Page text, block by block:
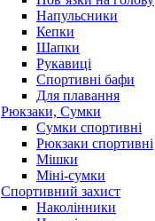
Напульсники
Кепки
Шапки
Рукавиці
Спортивні бафи
Для плавання
Рюкзаки, Сумки
Сумки спортивні
Рюкзаки спортивні
Мішки
Міні-сумки
Спортивний захист
Наколінники